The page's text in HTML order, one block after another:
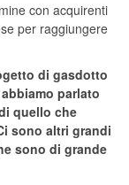
con acquirenti
per raggiungere
di gasdotto
parlato
quello che
sono altri grandi
sono di grande